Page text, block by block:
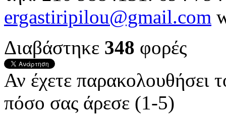
ergastiripilou@gmail.com
Διαβάστηκε 348 φορές
Αν έχετε παρακολουθήσει
πόσο σας άρεσε (1-5)